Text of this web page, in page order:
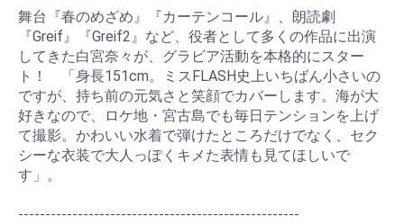
舞台『春のめざめ』『カーテンコール』、朗読劇
『Greif』『Greif2』など、役者として多くの作品に出演
してきた白宮奈々が、グラビア活動を本格的にスター
ト！ 「身長151cm。ミスFLASH史上いちばん小さいの
ですが、持ち前の元気さと笑顔でカバーします。海が大
好きなので、ロケ地・宮古島でも毎日テンションを上げ
て撮影。かわいい水着で弾けたところだけでなく、セク
シーな衣装で大人っぽくキメた表情も見てほしいで
す」。
----------------------------------------------------